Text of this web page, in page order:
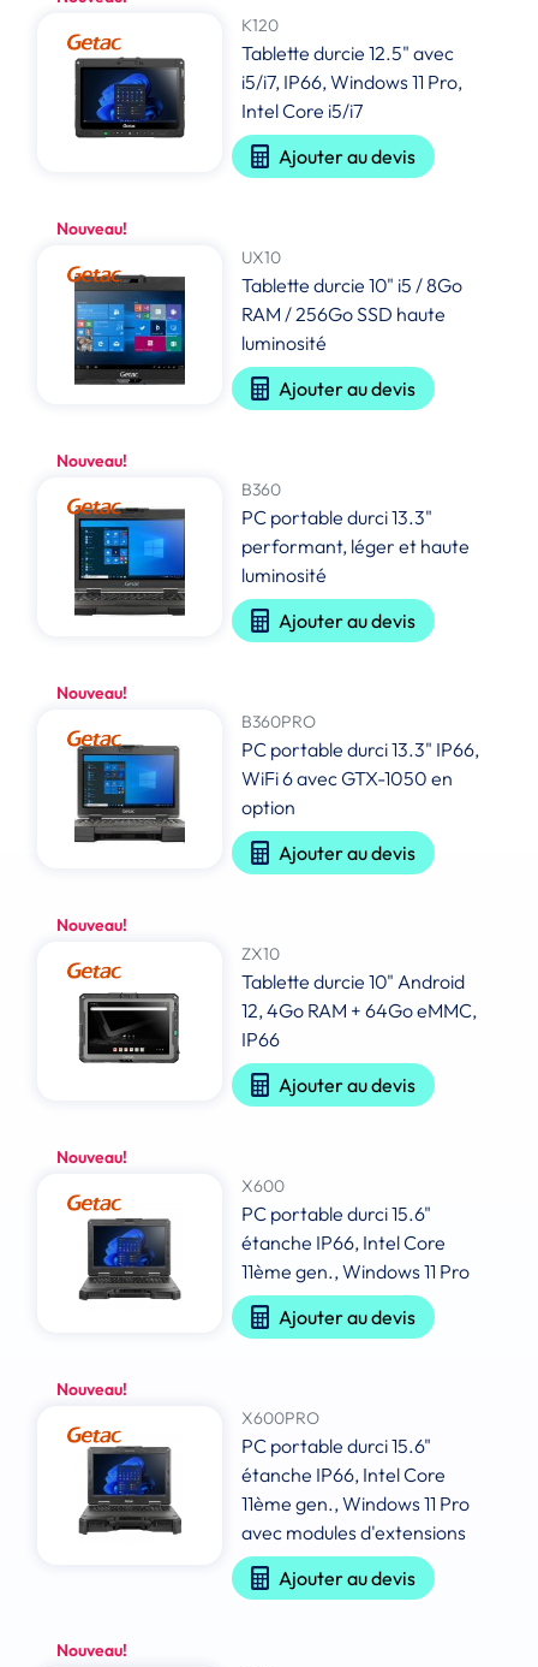
K120
Tablette durcie 12.5" avec
i5/i7, IP66, Windows 11 Pro,
Intel Core i5/i7
Ajouter au devis
Nouveau!
UX10
Tablette durcie 10" i5 / 8Go
RAM / 256Go SSD haute
luminosité
Ajouter au devis
Nouveau!
B360
PC portable durci 13.3"
performant, léger et haute
luminosité
Ajouter au devis
Nouveau!
B360PRO
PC portable durci 13.3" IP66,
WiFi 6 avec GTX-1050 en
option
Ajouter au devis
Nouveau!
ZX10
Tablette durcie 10" Android
12, 4Go RAM + 64Go eMMC,
IP66
Ajouter au devis
Nouveau!
X600
PC portable durci 15.6"
étanche IP66, Intel Core
11ème gen., Windows 11 Pro
Ajouter au devis
Nouveau!
X600PRO
PC portable durci 15.6"
étanche IP66, Intel Core
11ème gen., Windows 11 Pro
avec modules d'extensions
Ajouter au devis
Nouveau!